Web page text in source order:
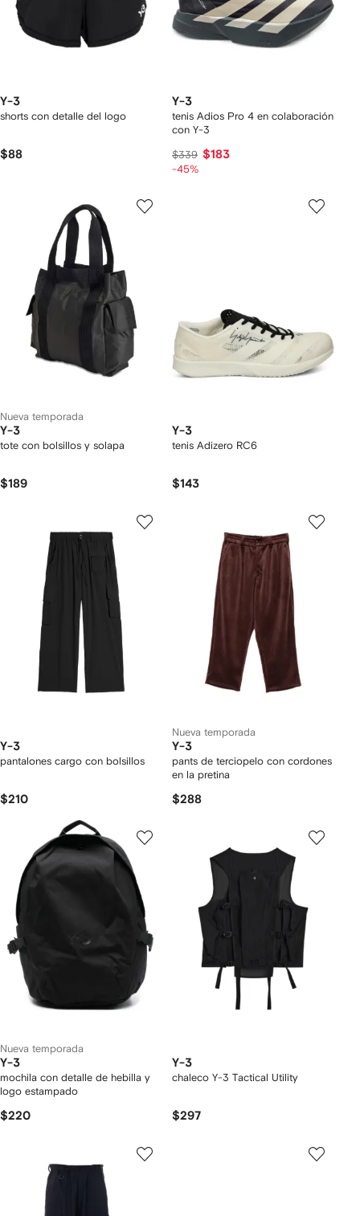
Y-3
shorts con detalle del logo
$88
Y-3
tenis Adios Pro 4 en colaboración
con Y-3
$339 $183
-45%
Nueva temporada
Y-3
tote con bolsillos y solapa
$189
Y-3
tenis Adizero RC6
$143
Y-3
pantalones cargo con bolsillos
$210
Nueva temporada
Y-3
pants de terciopelo con cordones
en la pretina
$288
Nueva temporada
Y-3
mochila con detalle de hebilla y
logo estampado
$220
Y-3
chaleco Y-3 Tactical Utility
$297